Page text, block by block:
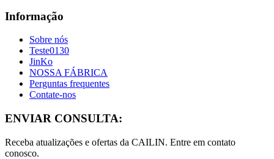
Informação
Sobre nós
Teste0130
JinKo
NOSSA FÁBRICA
Perguntas frequentes
Contate-nos
ENVIAR CONSULTA:
Receba atualizações e ofertas da CAILIN. Entre em contato
conosco.